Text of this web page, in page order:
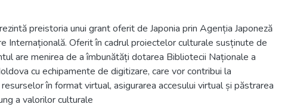
preistoria unui grant oferit de Japonia prin Agenția Japoneză
Internațională. Oferit în cadrul proiectelor culturale susținute de
are menirea de a îmbunătăți dotarea Bibliotecii Naționale a
cu echipamente de digitizare, care vor contribui la
în format virtual, asigurarea accesului virtual și păstrarea
a valorilor culturale